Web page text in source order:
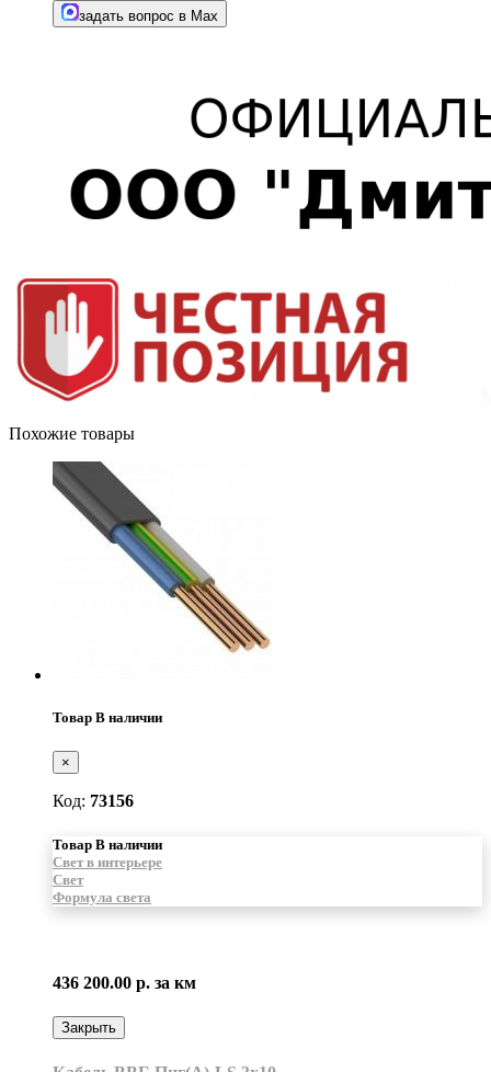
задать вопрос в Max
Похожие товары
Товар В наличии
×
Код: 73156
Товар В наличии
Свет в интерьере
Свет
Формула света
436 200.00 р. за км
Закрыть